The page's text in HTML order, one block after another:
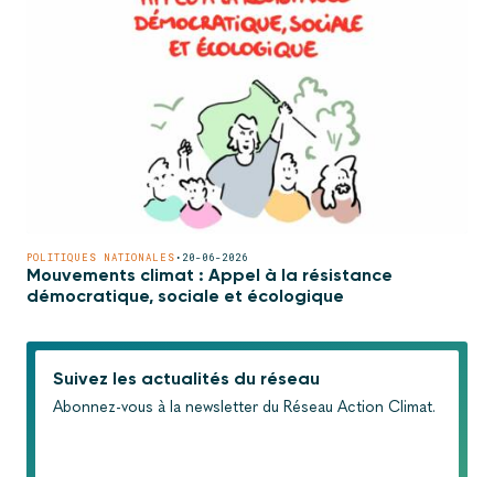
POLITIQUES NATIONALES• 20-06-2026
Mouvements climat : Appel à la résistance
démocratique, sociale et écologique
Suivez les actualités du réseau
Abonnez-vous à la newsletter du Réseau Action Climat.